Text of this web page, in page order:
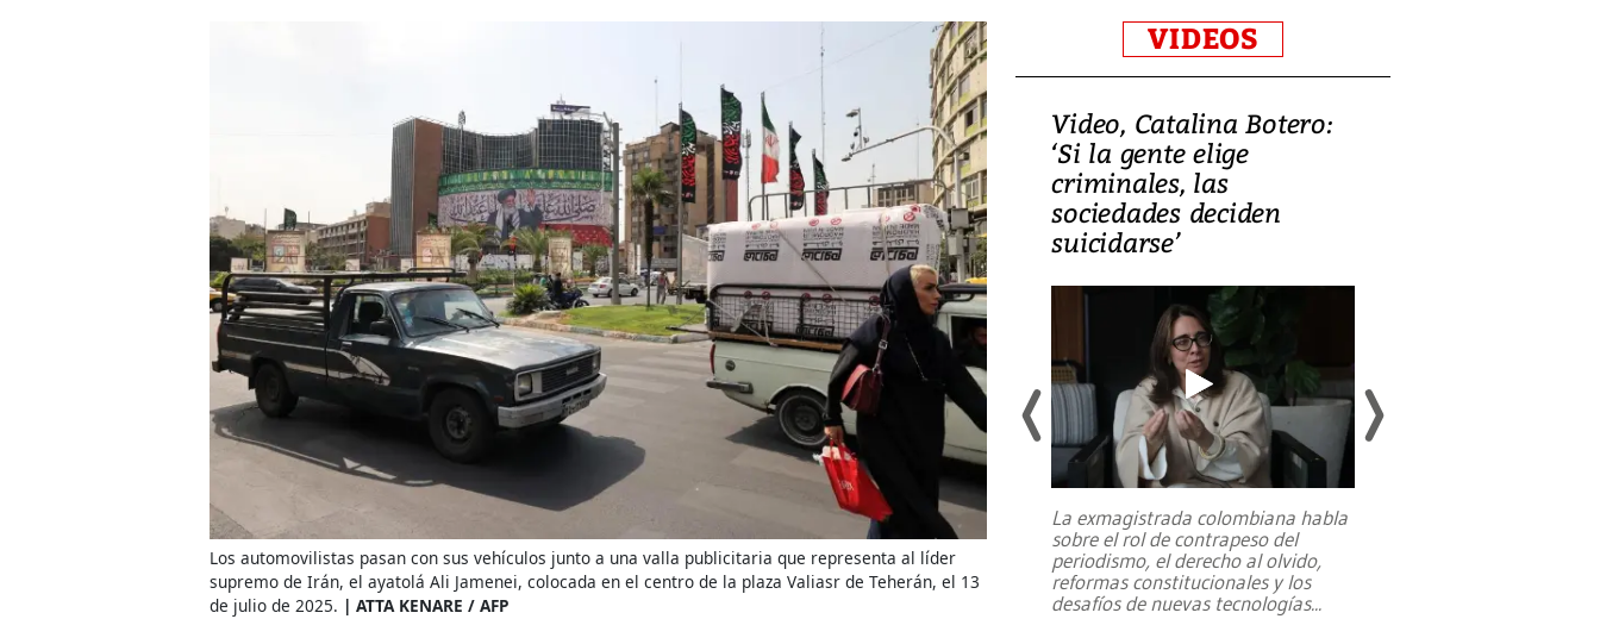
Los automovilistas pasan con sus vehículos junto a una valla publicitaria que representa al líder
supremo de Irán, el ayatolá Ali Jamenei, colocada en el centro de la plaza Valiasr de Teherán, el 13
de julio de 2025.
ATTA KENARE / AFP
VIDEOS
Video, Japón: Terremoto
deja heridos y graves
daños en Kumamoto
Un fuerte terremoto de magnitud
7,1 se registró este martes 28 de
julio en la prefectura de Kumamoto,
al sur de Japón, provocando una
emergencia de gran...
Video, Catalina Botero:
‘Si la gente elige
criminales, las
sociedades deciden
suicidarse’
La exmagistrada colombiana habla
sobre el rol de contrapeso del
periodismo, el derecho al olvido,
reformas constitucionales y los
desafíos de nuevas tecnologías...